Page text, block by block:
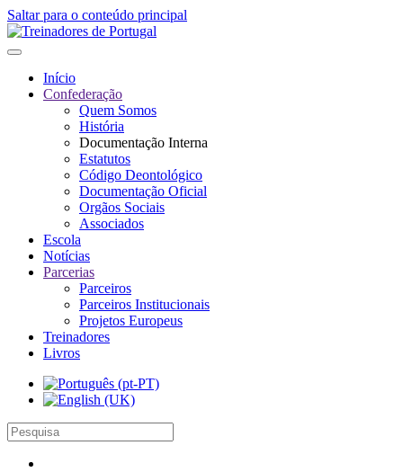
Saltar para o conteúdo principal
Início
Confederação
Quem Somos
História
Documentação Interna
Estatutos
Código Deontológico
Documentação Oficial
Orgãos Sociais
Associados
Escola
Notícias
Parcerias
Parceiros
Parceiros Institucionais
Projetos Europeus
Treinadores
Livros